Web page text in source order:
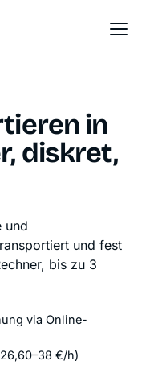
in
diskret,
und
und fest
bis zu 3
via Online-
€/h)